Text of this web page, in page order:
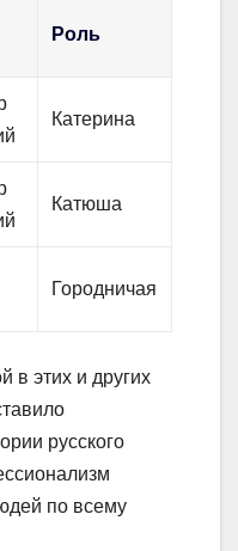
Роль
Катерина
Катюша
Городничая
в этих и других
русского
по всему